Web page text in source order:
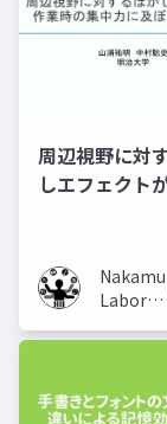
周辺視野に対
しエフェクト